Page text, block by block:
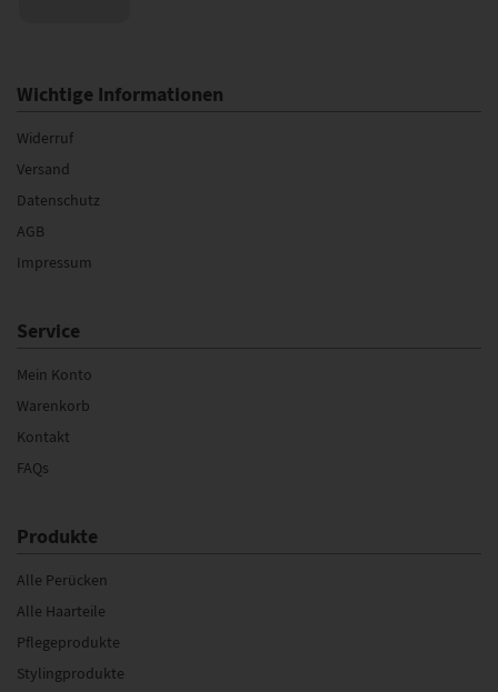
Wichtige Informationen
Widerruf
Versand
Datenschutz
AGB
Impressum
Service
Mein Konto
Warenkorb
Kontakt
FAQs
Produkte
Alle Perücken
Alle Haarteile
Pflegeprodukte
Stylingprodukte